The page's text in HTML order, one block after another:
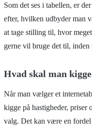
Som det ses i tabellen, er
efter, hvilken udbyder man
at tage stilling til, hvor
gerne vil bruge det til,
Hvad skal man
Når man vælger et
kigge på hastigheder, priser
valg. Det kan være en